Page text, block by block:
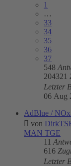
1
…
33
34
35
36
37
548
204321
Letzter
06 Aug
AdBlue /
von
MAN TGE
11
616
Letzter